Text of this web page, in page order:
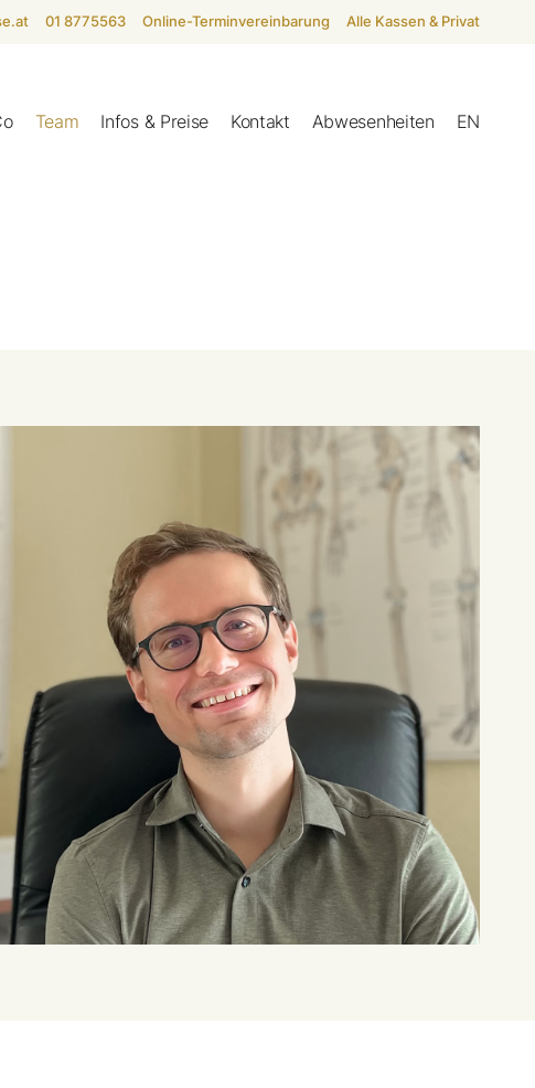
01 8775563 Online-Terminvereinbarung Alle Kassen & Privat
Team Infos & Preise Kontakt Abwesenheiten EN